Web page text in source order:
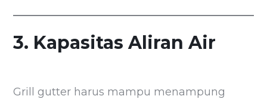
3. Kapasitas Aliran Air
Grill gutter harus mampu menampung